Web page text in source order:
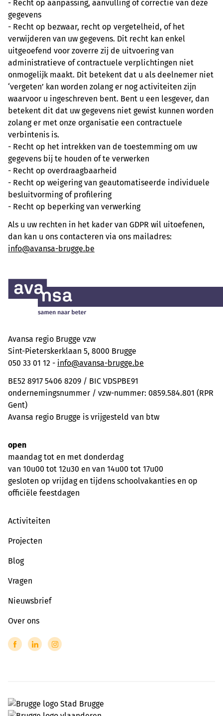
- Recht op aanpassing, aanvulling of correctie van deze
gegevens
- Recht op bezwaar, recht op vergetelheid, of het
verwijderen van uw gegevens. Dit recht kan enkel
uitgeoefend voor zoverre zij de uitvoering van
administratieve of contractuele verplichtingen niet
onmogelijk maakt. Dit betekent dat u als deelnemer niet
‘vergeten’ kan worden zolang er nog activiteiten zijn
waarvoor u ingeschreven bent. Bent u een lesgever, dan
betekent dit dat uw gegevens niet gewist kunnen worden
zolang er met onze organisatie een contractuele
verbintenis is.
- Recht op het intrekken van de toestemming om uw
gegevens bij te houden of te verwerken
- Recht op overdraagbaarheid
- Recht op weigering van geautomatiseerde individuele
besluitvorming of profilering
- Recht op beperking van verwerking
Als u uw rechten in het kader van GDPR wil uitoefenen,
dan kan u ons contacteren via ons mailadres:
info@avansa-brugge.be
Avansa regio Brugge vzw
Sint-Pieterskerklaan 5, 8000 Brugge
050 33 01 12 - info@avansa-brugge.be
BE52 8917 5406 8209 / BIC VDSPBE91
ondernemingsnummer / vzw-nummer: 0859.584.801 (RPR
Gent)
Avansa regio Brugge is vrijgesteld van btw
open
maandag tot en met donderdag
van 10u00 tot 12u30 en van 14u00 tot 17u00
gesloten op vrijdag en tijdens schoolvakanties en op
officiële feestdagen
Activiteiten
Projecten
Blog
Vragen
Nieuwsbrief
Over ons